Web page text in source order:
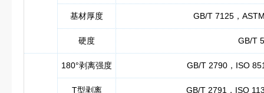
基材厚度 GB/T 7125，
硬度 GB/T
180°剥离强度 GB/T 2790，ISO
T型剥离 GB/T 2791，ISO